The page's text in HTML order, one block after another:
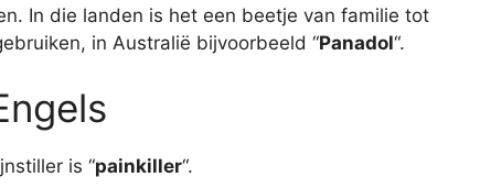
In die landen is het een beetje van familie tot
in Australië bijvoorbeeld “Panadol“.
is “painkiller“.